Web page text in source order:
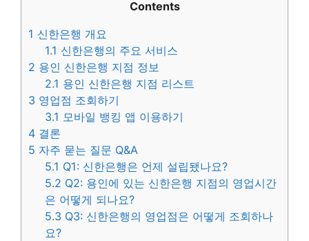
Contents
1 신한은행 개요
1.1 신한은행의 주요 서비스
2 용인 신한은행 지점 정보
2.1 용인 신한은행 지점 리스트
3 영업점 조회하기
3.1 모바일 뱅킹 앱 이용하기
4 결론
5 자주 묻는 질문 Q&A
5.1 Q1: 신한은행은 언제 설립됐나요?
5.2 Q2: 용인에 있는 신한은행 지점의 영업시간
은 어떻게 되나요?
5.3 Q3: 신한은행의 영업점은 어떻게 조회하나
요?